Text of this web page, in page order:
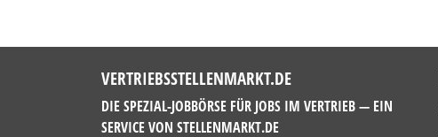
VERTRIEBSSTELLENMARKT.DE
DIE SPEZIAL-JOBBÖRSE FÜR JOBS IM VERTRIEB — EIN
SERVICE VON STELLENMARKT.DE